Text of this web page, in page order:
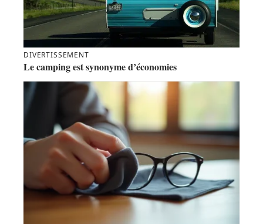
DIVERTISSEMENT
Le camping est synonyme d’économies